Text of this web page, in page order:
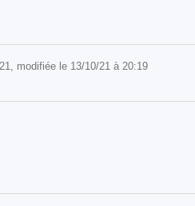
modifiée le 13/10/21 à 20:19